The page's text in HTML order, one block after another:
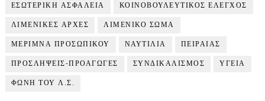
ΕΣΩΤΕΡΙΚΗ ΑΣΦΑΛΕΙΑ ΚΟΙΝΟΒΟΥΛΕΥΤΙΚΟΣ ΕΛΕΓΧΟΣ
ΛΙΜΕΝΙΚΕΣ ΑΡΧΕΣ ΛΙΜΕΝΙΚΟ ΣΩΜΑ
ΜΕΡΙΜΝΑ ΠΡΟΣΩΠΙΚΟΥ ΝΑΥΤΙΛΙΑ ΠΕΙΡΑΙΑΣ
ΠΡΟΣΛΗΨΕΙΣ-ΠΡΟΑΓΩΓΕΣ ΣΥΝΔΙΚΑΛΙΣΜΟΣ ΥΓΕΙΑ
ΦΩΝΗ ΤΟΥ Λ.Σ.